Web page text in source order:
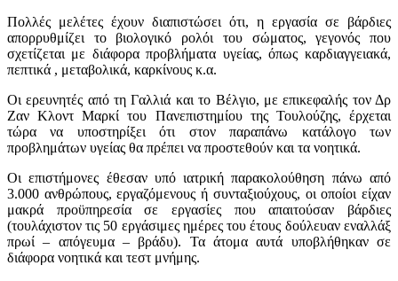
Πολλές μελέτες έχουν διαπιστώσει ότι, η εργασία σε βάρδιες
απορρυθμίζει το βιολογικό ρολόι του σώματος, γεγονός που
σχετίζεται με διάφορα προβλήματα υγείας, όπως καρδιαγγειακά,
πεπτικά , μεταβολικά, καρκίνους κ.α.
Οι ερευνητές από τη Γαλλιά και το Βέλγιο, με επικεφαλής τον Δρ
Ζαν Κλοντ Μαρκί του Πανεπιστημίου της Τουλούζης, έρχεται
τώρα να υποστηρίξει ότι στον παραπάνω κατάλογο των
προβλημάτων υγείας θα πρέπει να προστεθούν και τα νοητικά.
Οι επιστήμονες έθεσαν υπό ιατρική παρακολούθηση πάνω από
3.000 ανθρώπους, εργαζόμενους ή συνταξιούχους, οι οποίοι είχαν
μακρά προϋπηρεσία σε εργασίες που απαιτούσαν βάρδιες
(τουλάχιστον τις 50 εργάσιμες ημέρες του έτους δούλευαν εναλλάξ
πρωί – απόγευμα – βράδυ). Τα άτομα αυτά υποβλήθηκαν σε
διάφορα νοητικά και τεστ μνήμης.